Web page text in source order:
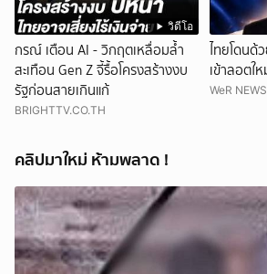
วิดีโอ
กรณ์ เตือน AI - วิกฤตเหลื่อมล้ำ
สะเทือน Gen Z จี้รื้อโครงสร้างงบ
รัฐก่อนสายเกินแก้
BRIGHTTV.CO.TH
ไทยโดนด้
เข้าลอตใ
WeR NEWS
คลิปมาใหม่ ห้ามพลาด !